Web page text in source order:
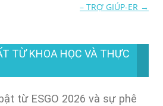
– TRỢ GIÚP-ER →
TỪ KHOA HỌC VÀ THỰC
từ ESGO 2026 và sự phê